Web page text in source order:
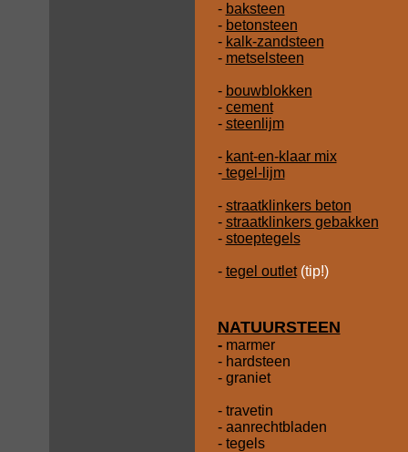
- baksteen
- betonsteen
- kalk-zandsteen
- metselsteen
- bouwblokken
- cement
- steenlijm
- kant-en-klaar mix
-tegel-lijm
- straatklinkers beton
- straatklinkers gebakken
- stoeptegels
- tegel outlet (tip!)
NATUURSTEEN
- marmer
- hardsteen
- graniet
- travetin
- aanrechtbladen
- tegels